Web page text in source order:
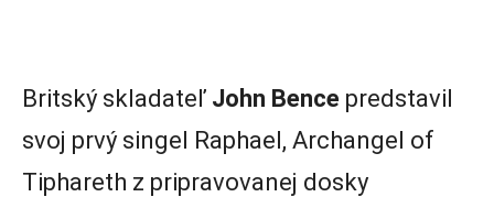
Britský skladateľ John Bence predstavil
svoj prvý singel Raphael, Archangel of
Tiphareth z pripravovanej dosky